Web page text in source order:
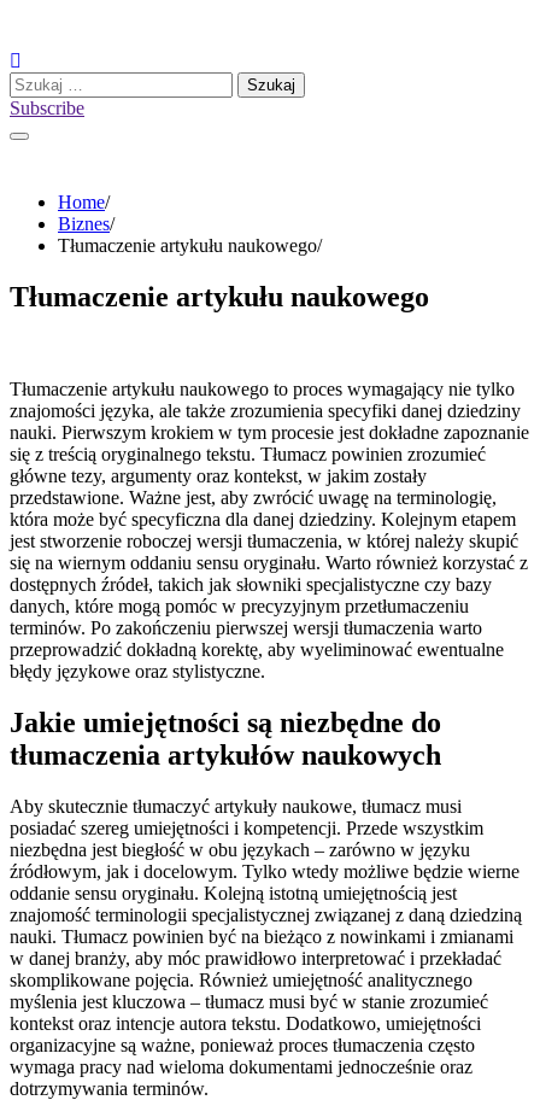
content
Szukaj:
Subscribe
Home
Biznes
Tłumaczenie artykułu naukowego
Tłumaczenie artykułu naukowego
Tłumaczenie artykułu naukowego to proces wymagający nie tylko
znajomości języka, ale także zrozumienia specyfiki danej dziedziny
nauki. Pierwszym krokiem w tym procesie jest dokładne zapoznanie
się z treścią oryginalnego tekstu. Tłumacz powinien zrozumieć
główne tezy, argumenty oraz kontekst, w jakim zostały
przedstawione. Ważne jest, aby zwrócić uwagę na terminologię,
która może być specyficzna dla danej dziedziny. Kolejnym etapem
jest stworzenie roboczej wersji tłumaczenia, w której należy skupić
się na wiernym oddaniu sensu oryginału. Warto również korzystać z
dostępnych źródeł, takich jak słowniki specjalistyczne czy bazy
danych, które mogą pomóc w precyzyjnym przetłumaczeniu
terminów. Po zakończeniu pierwszej wersji tłumaczenia warto
przeprowadzić dokładną korektę, aby wyeliminować ewentualne
błędy językowe oraz stylistyczne.
Jakie umiejętności są niezbędne do
tłumaczenia artykułów naukowych
Aby skutecznie tłumaczyć artykuły naukowe, tłumacz musi
posiadać szereg umiejętności i kompetencji. Przede wszystkim
niezbędna jest biegłość w obu językach – zarówno w języku
źródłowym, jak i docelowym. Tylko wtedy możliwe będzie wierne
oddanie sensu oryginału. Kolejną istotną umiejętnością jest
znajomość terminologii specjalistycznej związanej z daną dziedziną
nauki. Tłumacz powinien być na bieżąco z nowinkami i zmianami
w danej branży, aby móc prawidłowo interpretować i przekładać
skomplikowane pojęcia. Również umiejętność analitycznego
myślenia jest kluczowa – tłumacz musi być w stanie zrozumieć
kontekst oraz intencje autora tekstu. Dodatkowo, umiejętności
organizacyjne są ważne, ponieważ proces tłumaczenia często
wymaga pracy nad wieloma dokumentami jednocześnie oraz
dotrzymywania terminów.